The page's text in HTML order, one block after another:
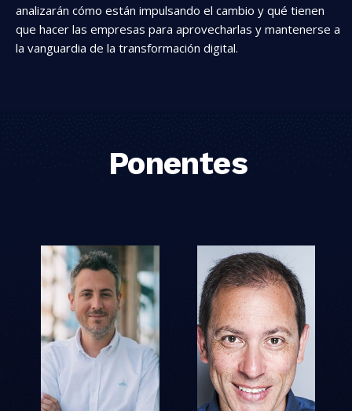
analizarán cómo están impulsando el cambio y qué tienen
que hacer las empresas para aprovecharlas y mantenerse a
la vanguardia de la transformación digital.
Ponentes